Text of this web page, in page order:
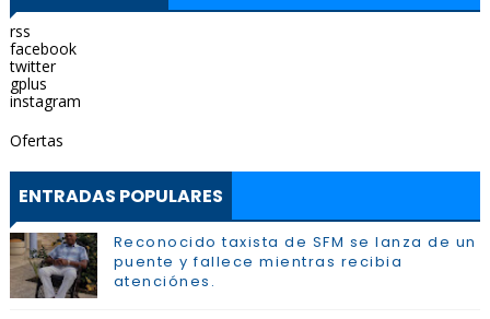
rss
facebook
twitter
gplus
instagram
Ofertas
ENTRADAS POPULARES
Reconocido taxista de SFM se lanza de un
puente y fallece mientras recibia
atenciónes.